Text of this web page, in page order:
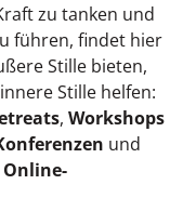
zu tanken und
führen, findet hier
Stille bieten,
Stille helfen:
, Workshops
und
Online-